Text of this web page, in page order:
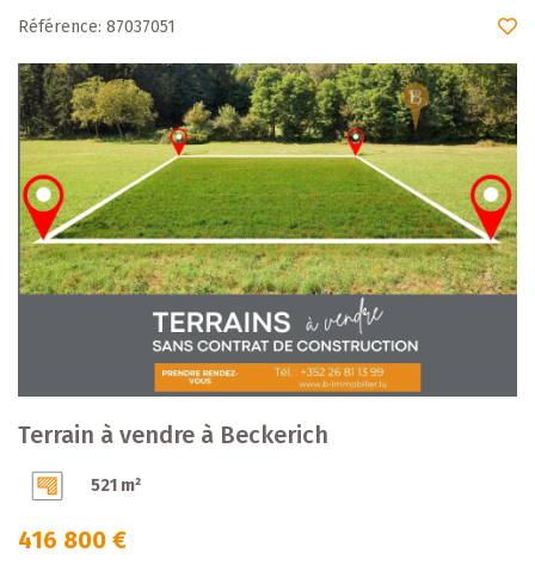
Référence: 87037051
Terrain à vendre à Beckerich
521 m²
416 800 €